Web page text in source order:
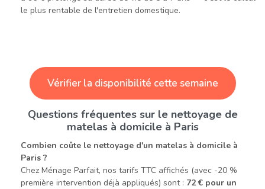
le plus rentable de l'entretien domestique.
Vérifier la disponibilité cette semaine
Questions fréquentes sur le nettoyage de
matelas à domicile à Paris
Combien coûte le nettoyage d'un matelas à domicile à
Paris ?
Chez Ménage Parfait, nos tarifs TTC affichés (avec -20 %
première intervention déjà appliqués) sont : 72 € pour un